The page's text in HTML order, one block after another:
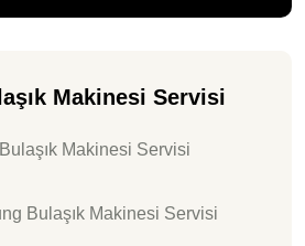
Makinesi Servisi
Makinesi Servisi
Bulaşık Makinesi Servisi